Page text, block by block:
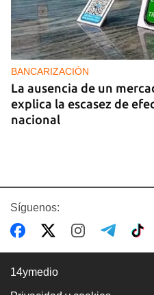
BANCARIZACIÓN
La ausencia de un
explica la escasez de
nacional
Síguenos:
14ymedio